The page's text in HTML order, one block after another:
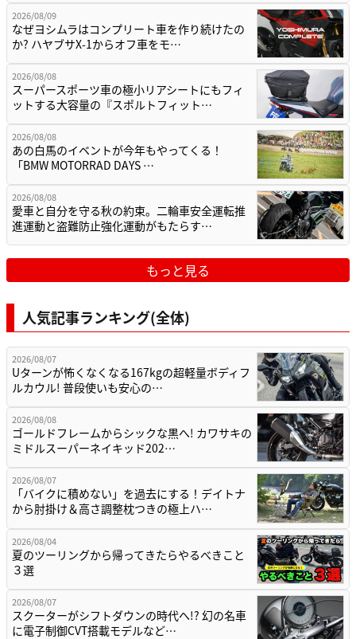
2026/08/09
なぜヨシムラはコンプリート車を作り続けたの
か? ハヤブサX-1からオフ車をモ…
2026/08/08
スーパースポーツ車の極小リアシートにもフィ
ットする大容量の『スポルトフィット…
2026/08/08
あの白馬のイベントが今年もやってくる！
「BMW MOTORRAD DAYS …
2026/08/08
愛車と自分を守る秋の約束。二輪車安全運転推
進運動と盗難防止強化運動がもたらす…
もっと見る
人気記事ランキング(全体)
2026/08/07
Uターンが怖くなくなる167kgの超軽量ボディフ
ルカウル! 普段使いも安心の…
2026/08/08
ゴールドフレームからシックな黒へ! カワサキの
ミドルスーパーネイキッド202…
2026/08/07
「バイクに積めない」を過去にする！デイトナ
から肘掛け＆高さ調整枕つきの極上ハ…
2026/08/04
夏のツーリングから帰ってきたらやるべきこと
３選
2026/08/07
スクーターがシフトダウンの時代へ!? 幻の名車
に電子制御CVT搭載モデルなど…